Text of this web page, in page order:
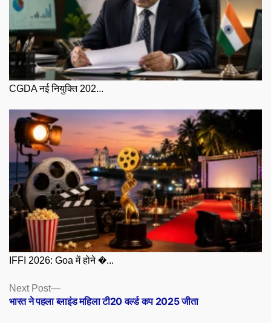
CGDA नई नियुक्ति 202...
IFFI 2026: Goa में होने �...
Posts
navigation
Next Post
Next
post:
भारत ने पहला ब्लाइंड महिला टी20 वर्ल्ड कप 2025 जीता